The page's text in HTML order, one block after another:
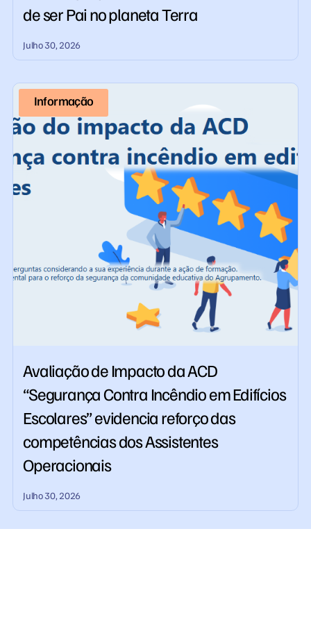
de ser Pai no planeta Terra
Julho 30, 2026
Informação
Avaliação de Impacto da ACD
“Segurança Contra Incêndio em Edifícios
Escolares” evidencia reforço das
competências dos Assistentes
Operacionais
Julho 30, 2026